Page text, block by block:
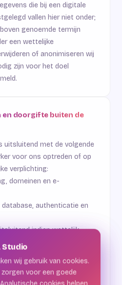
Studio
wij gebruik van cookies.
voor een goede
cookies helpen
die bij een digitale
vallen hier niet onder;
genoemde termijn
een wettelijke
of anonimiseren wij
zijn voor het doel
en doorgifte buiten de
uitsluitend met de volgende
voor ons optreden of op
verplichting:
domeinen en e-
authenticatie en
indien wettelijk
gesloten waarin
over de bescherming van
Studio
wij gebruik van cookies.
voor een goede
cookies helpen